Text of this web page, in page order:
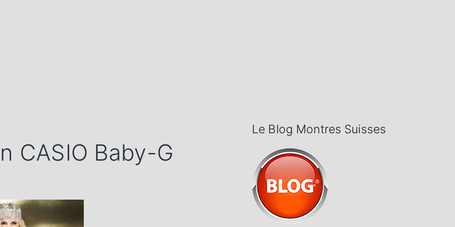
CASIO Baby-G
Le Blog Montres Suisses